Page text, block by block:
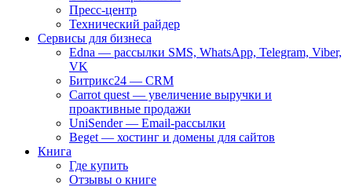
Пресс-центр
Технический райдер
Сервисы для бизнеса
Edna — рассылки SMS, WhatsApp, Telegram, Viber,
VK
Битрикс24 — CRM
Carrot quest — увеличение выручки и
проактивные продажи
UniSender — Email-рассылки
Beget — хостинг и домены для сайтов
Книга
Где купить
Отзывы о книге